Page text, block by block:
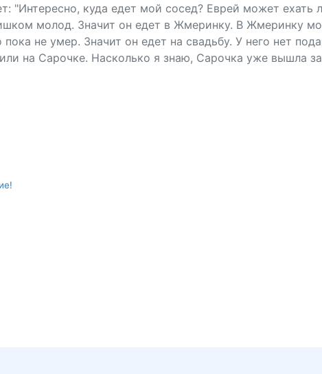
"Интересно, куда едет мой сосед? Еврей может
молод. Значит он едет в Жмеринку. В Жмеринку
не умер. Значит он едет на свадьбу. У него нет
на Сарочке. Насколько я знаю, Сарочка уже вышла